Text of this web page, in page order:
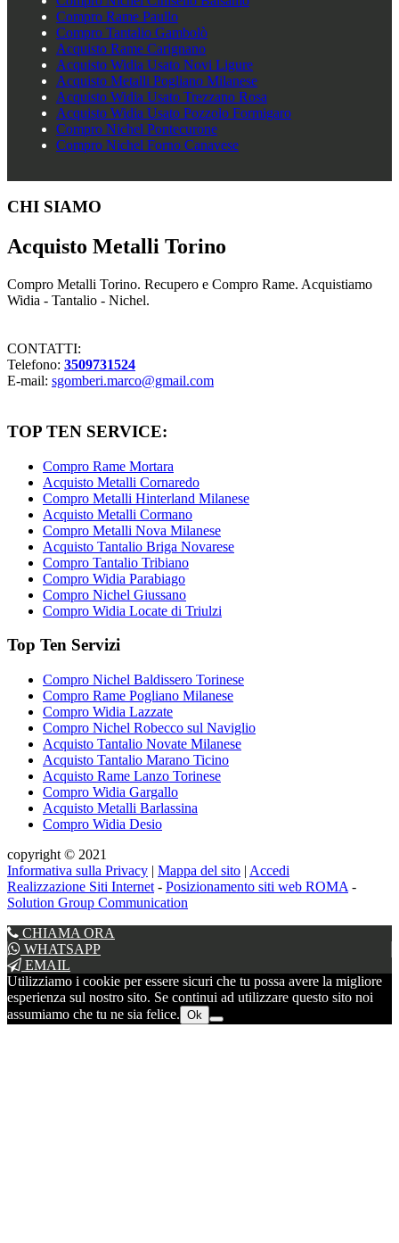
Compro Rame Paullo
Compro Tantalio Gambolò
Acquisto Rame Carignano
Acquisto Widia Usato Novi Ligure
Acquisto Metalli Pogliano Milanese
Acquisto Widia Usato Trezzano Rosa
Acquisto Widia Usato Pozzolo Formigaro
Compro Nichel Pontecurone
Compro Nichel Forno Canavese
Footer
CHI SIAMO
Acquisto Metalli Torino
Compro Metalli Torino. Recupero e Compro Rame. Acquistiamo
Widia - Tantalio - Nichel.
CONTATTI:
Telefono: 3509731524
E-mail: sgomberi.marco@gmail.com
TOP TEN SERVICE:
Compro Rame Mortara
Acquisto Metalli Cornaredo
Compro Metalli Hinterland Milanese
Acquisto Metalli Cormano
Compro Metalli Nova Milanese
Acquisto Tantalio Briga Novarese
Compro Tantalio Tribiano
Compro Widia Parabiago
Compro Nichel Giussano
Compro Widia Locate di Triulzi
Top Ten Servizi
Compro Nichel Baldissero Torinese
Compro Rame Pogliano Milanese
Compro Widia Lazzate
Compro Nichel Robecco sul Naviglio
Acquisto Tantalio Novate Milanese
Acquisto Tantalio Marano Ticino
Acquisto Rame Lanzo Torinese
Compro Widia Gargallo
Acquisto Metalli Barlassina
Compro Widia Desio
copyright © 2021
Informativa sulla Privacy | Mappa del sito | Accedi
Realizzazione Siti Internet - Posizionamento siti web ROMA -
Solution Group Communication
CHIAMA ORA
WHATSAPP
EMAIL
Utilizziamo i cookie per essere sicuri che tu possa avere la migliore
esperienza sul nostro sito. Se continui ad utilizzare questo sito noi
assumiamo che tu ne sia felice. Ok